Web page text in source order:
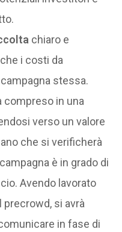
chiaro e
i costi da
stessa.
compreso in una
verso un valore
che si verificherà
è in grado di
Avendo lavorato
si avrà
in fase di